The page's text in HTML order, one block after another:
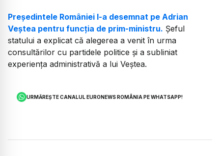
Președintele României l-a desemnat pe Adrian
Veștea pentru funcția de prim-ministru. Șeful
statului a explicat că alegerea a venit în urma
consultărilor cu partidele politice și a subliniat
experiența administrativă a lui Veștea.
URMĂREȘTE CANALUL EURONEWS ROMÂNIA PE WHATSAPP!